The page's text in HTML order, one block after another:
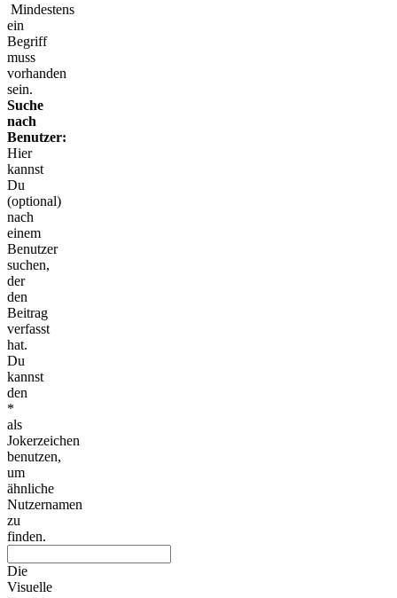
Mindestens
ein
Begriff
muss
vorhanden
sein.
Suche
nach
Benutzer:
Hier
kannst
Du
(optional)
nach
einem
Benutzer
suchen,
der
den
Beitrag
verfasst
hat.
Du
kannst
den
*
als
Jokerzeichen
benutzen,
um
ähnliche
Nutzernamen
zu
finden.
Die
Visuelle